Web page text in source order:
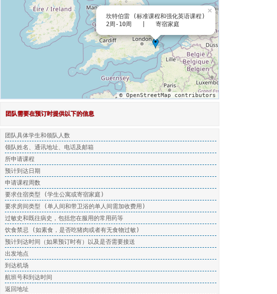
坎特伯雷 (标准课程和强化英语课程)
2周-10周 | 寄宿家庭
×
© OpenStreetMap contributors
团队需要在预订时提供以下的信息
团队具体学生和领队人数
领队姓名、通讯地址、电话及邮箱
所申请课程
预计到达日期
申请课程周数
要求住宿类型 (学生公寓或寄宿家庭)
要求房间类型 (单人间和带卫浴的单人间需加收费用)
过敏史和既往病史，包括您在服用的常用药等
饮食禁忌 (如素食，是否吃猪肉或者有无食物过敏)
预计到达时间（如果预订时有）以及是否需要接送
出发地点
到达机场
航班号和到达时间
返回地址